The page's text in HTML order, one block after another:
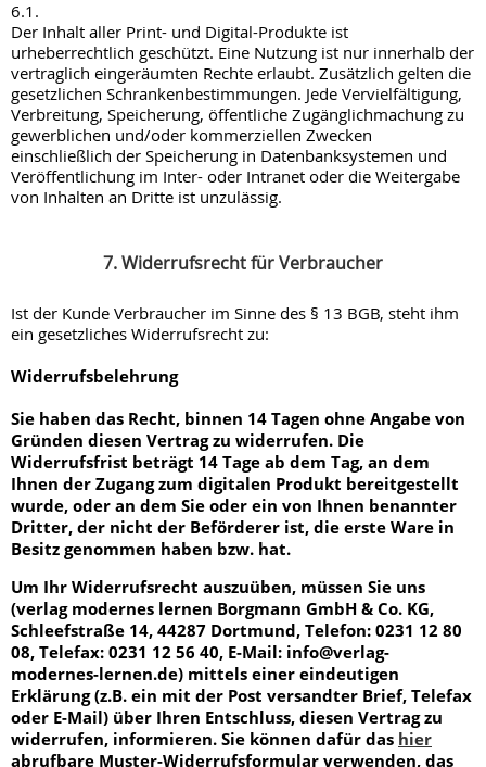
6.1.
Der Inhalt aller Print- und Digital-Produkte ist
urheberrechtlich geschützt. Eine Nutzung ist nur innerhalb der
vertraglich eingeräumten Rechte erlaubt. Zusätzlich gelten die
gesetzlichen Schrankenbestimmungen. Jede Vervielfältigung,
Verbreitung, Speicherung, öffentliche Zugänglichmachung zu
gewerblichen und/oder kommerziellen Zwecken
einschließlich der Speicherung in Datenbanksystemen und
Veröffentlichung im Inter- oder Intranet oder die Weitergabe
von Inhalten an Dritte ist unzulässig.
7. Widerrufsrecht für Verbraucher
Ist der Kunde Verbraucher im Sinne des § 13 BGB, steht ihm
ein gesetzliches Widerrufsrecht zu:
Widerrufsbelehrung
Sie haben das Recht, binnen 14 Tagen ohne Angabe von
Gründen diesen Vertrag zu widerrufen. Die
Widerrufsfrist beträgt 14 Tage ab dem Tag, an dem
Ihnen der Zugang zum digitalen Produkt bereitgestellt
wurde, oder an dem Sie oder ein von Ihnen benannter
Dritter, der nicht der Beförderer ist, die erste Ware in
Besitz genommen haben bzw. hat.
Um Ihr Widerrufsrecht auszuüben, müssen Sie uns
(verlag modernes lernen Borgmann GmbH & Co. KG,
Schleefstraße 14, 44287 Dortmund, Telefon: 0231 12 80
08, Telefax: 0231 12 56 40, E-Mail: info@verlag-
modernes-lernen.de) mittels einer eindeutigen
Erklärung (z.B. ein mit der Post versandter Brief, Telefax
oder E-Mail) über Ihren Entschluss, diesen Vertrag zu
widerrufen, informieren. Sie können dafür das hier
abrufbare Muster-Widerrufsformular verwenden, das